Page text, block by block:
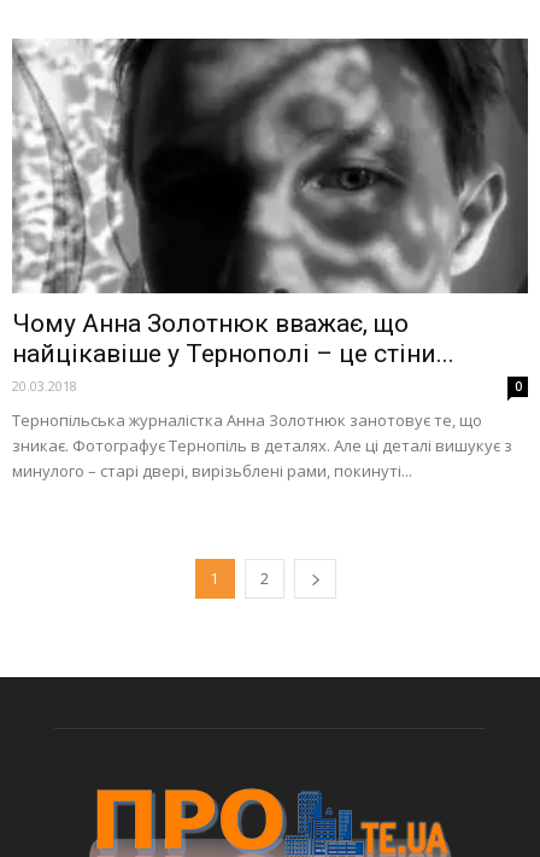
Чому Анна Золотнюк вважає, що
найцікавіше у Тернополі – це стіни...
20.03.2018 0
Тернопільська журналістка Анна Золотнюк занотовує те, що
зникає. Фотографує Тернопіль в деталях. Але ці деталі вишукує з
минулого – старі двері, вирізьблені рами, покинуті...
1 2